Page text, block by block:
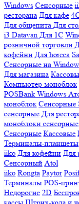
Windows Сенсорные
ресторана Для кафе
Для общепита Для
i3 Datavan Для 1С
розничной торговли
кофейни Для horeca
Сенсорные на
Для магазина
Компьютер-моноблок
POSBank Windows
моноблок Сенсорные
сенсорные Для
моноблоки сенсорные
Сенсорные Кассовые
Терминалы-планшеты
iiko Для кофейни Для
Сенсорный Atol
iiko Rongta Paytor
Терминалы POS-
Недорогие 2D